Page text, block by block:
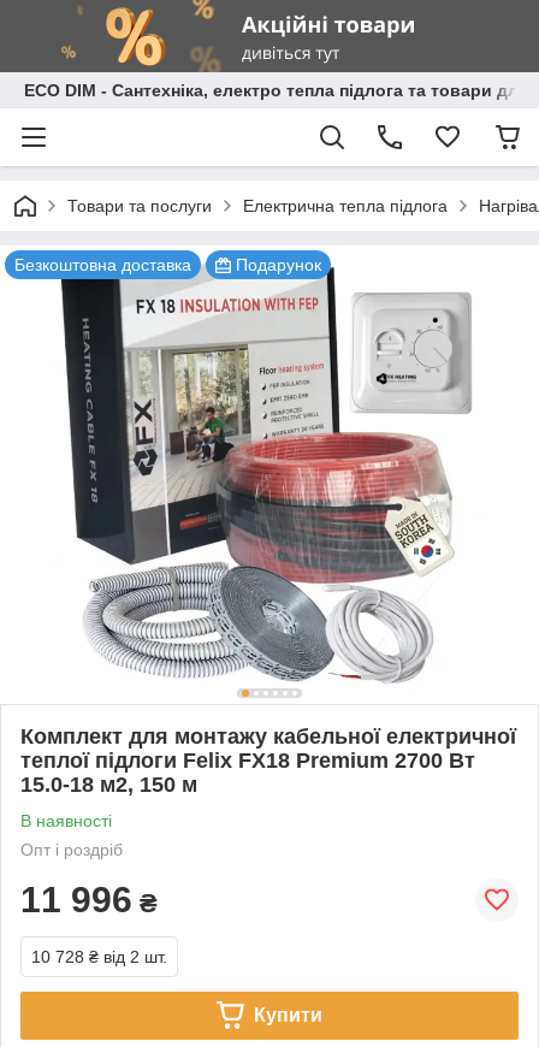
ECO DIM - Сантехніка, електро тепла підлога та товари для
Товари та послуги Електрична тепла підлога
Безкоштовна доставка Подарунок
Комплект для монтажу кабельної електричної
теплої підлоги Felix FX18 Premium 2700 Вт
15.0-18 м2, 150 м
В наявності
Опт і роздріб
11 996 ₴
10 728 ₴ від 2 шт.
Купити